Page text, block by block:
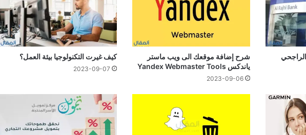
شرح إضافة موقعك الى ويب ماستر
ياندكس Yandex Webmaster Tools
2023-09-06
كيف غيرت التكنولوجيا بيئة العمل؟
2023-09-07